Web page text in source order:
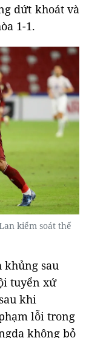
dứt khoát và
1-1.
kiểm soát thế
sau
tuyển xứ
khi
lỗi trong
không bỏ